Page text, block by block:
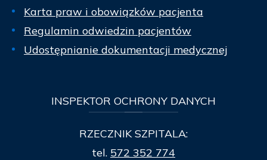
Karta praw i obowiązków pacjenta
Regulamin odwiedzin pacjentów
Udostępnianie dokumentacji medycznej
INSPEKTOR OCHRONY DANYCH
RZECZNIK SZPITALA:
tel. 572 352 774